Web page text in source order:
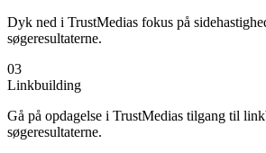
Dyk ned i TrustMedias fokus på
søgeresultaterne.
03
Linkbuilding
Gå på opdagelse i TrustMedias tilgang til
søgeresultaterne.